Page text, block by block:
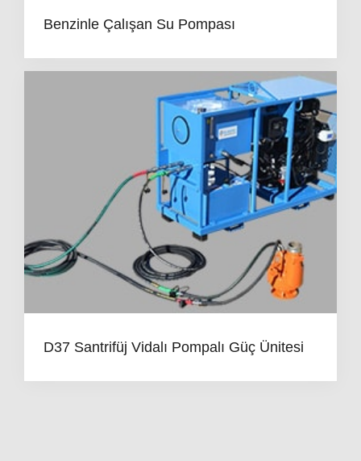
Benzinle Çalışan Su Pompası
D37 Santrifüj Vidalı Pompalı Güç Ünitesi